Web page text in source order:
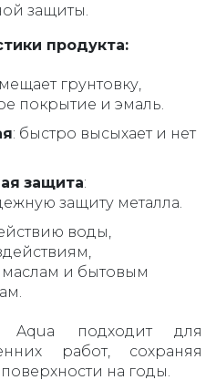
защиты.
продукта:
грунтовку,
покрытие и эмаль.
: быстро высыхает и нет
защита:
защиту металла.
воды,
и бытовым
Aqua подходит для
работ, сохраняя
на годы.